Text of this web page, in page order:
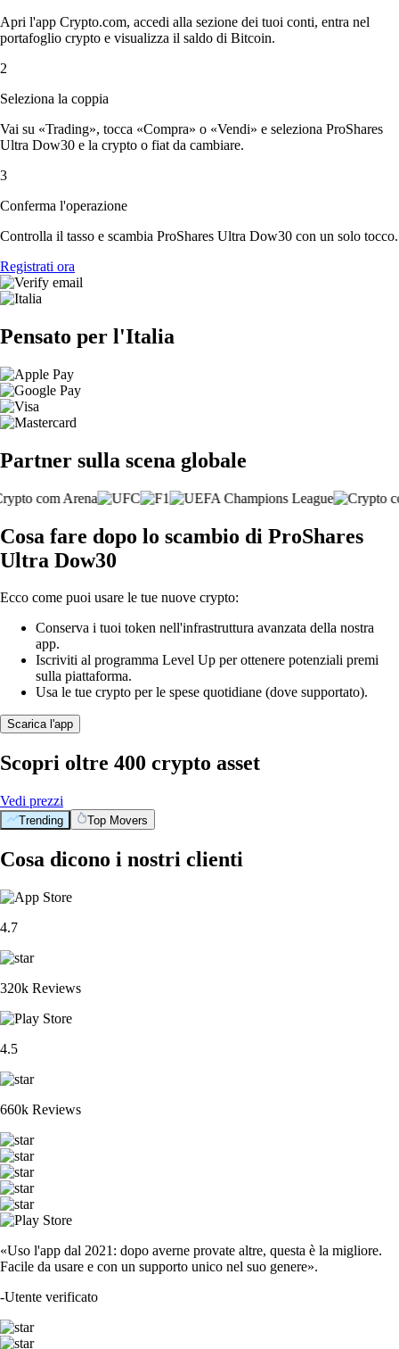
Apri l'app Crypto.com, accedi alla sezione dei tuoi conti, entra nel
portafoglio crypto e visualizza il saldo di Bitcoin.
2
Seleziona la coppia
Vai su «Trading», tocca «Compra» o «Vendi» e seleziona ProShares
Ultra Dow30 e la crypto o fiat da cambiare.
3
Conferma l'operazione
Controlla il tasso e scambia ProShares Ultra Dow30 con un solo tocco.
Registrati ora
Pensato per l'Italia
Partner sulla scena globale
Cosa fare dopo lo scambio di ProShares
Ultra Dow30
Ecco come puoi usare le tue nuove crypto:
Conserva i tuoi token nell'infrastruttura avanzata della nostra
app.
Iscriviti al programma Level Up per ottenere potenziali premi
sulla piattaforma.
Usa le tue crypto per le spese quotidiane (dove supportato).
Scarica l'app
Scopri oltre 400 crypto asset
Vedi prezzi
Trending Top Movers
Cosa dicono i nostri clienti
4.7
320k Reviews
4.5
660k Reviews
«Uso l'app dal 2021: dopo averne provate altre, questa è la migliore.
Facile da usare e con un supporto unico nel suo genere».
-Utente verificato